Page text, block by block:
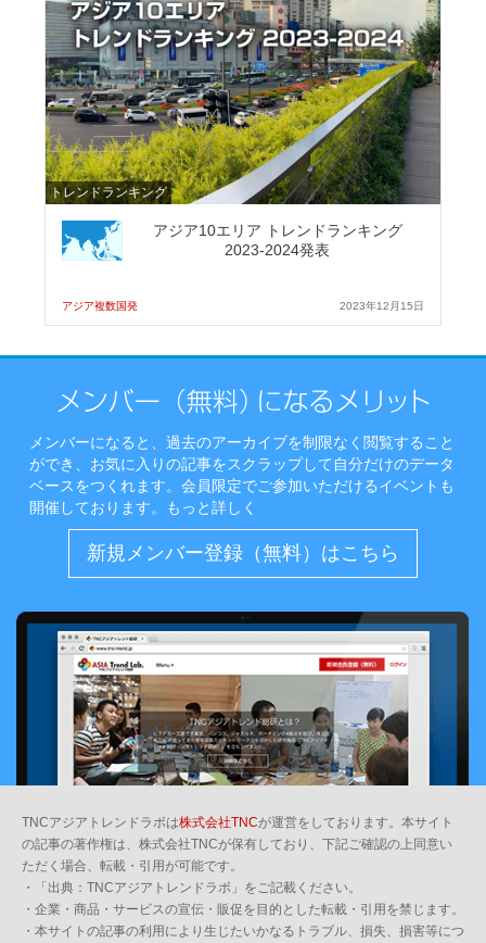
トレンドランキング
アジア10エリア トレンドランキング
2023-2024発表
アジア複数国発 2023年12月15日
メンバーになると、過去のアーカイブを制限なく閲覧すること
ができ、お気に入りの記事をスクラップして自分だけのデータ
ベースをつくれます。会員限定でご参加いただけるイベントも
開催しております。
もっと詳しく
新規メンバー登録（無料）はこちら
TNCアジアトレンドラボは株式会社TNCが運営をしております。本サイト
の記事の著作権は、株式会社TNCが保有しており、下記ご確認の上同意い
ただく場合、転載・引用が可能です。
・「出典：TNCアジアトレンドラボ」をご記載ください。
・企業・商品・サービスの宣伝・販促を目的とした転載・引用を禁じます。
・本サイトの記事の利用により生じたいかなるトラブル、損失、損害等につ